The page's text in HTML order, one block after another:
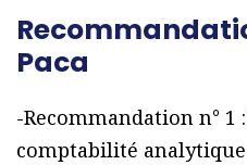
Paca
-Recommandation n° 1
comptabilité